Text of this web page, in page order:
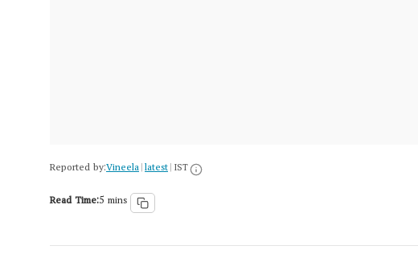
Reported by:Vineela|latest|IST
Read Time:5 mins